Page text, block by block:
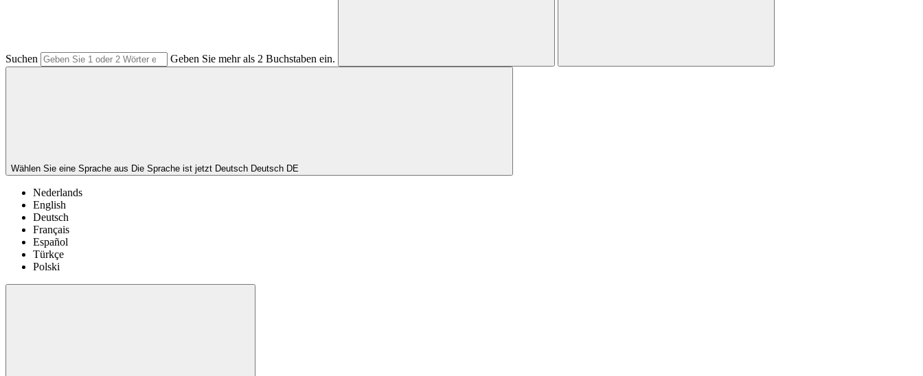
Suchen Geben Sie mehr als 2 Buchstaben ein.
Wählen Sie eine Sprache aus Die Sprache ist jetzt Deutsch Deutsch DE
Nederlands
English
Deutsch
Français
Español
Türkçe
Polski